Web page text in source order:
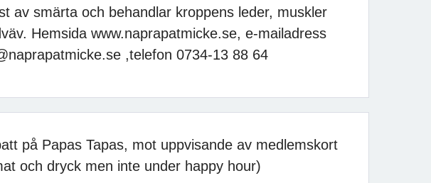
av smärta och behandlar kroppens leder, muskler
Hemsida www.naprapatmicke.se, e-mailadress
,telefon 0734-13 88 64
på Papas Tapas, mot uppvisande av medlemskort
och dryck men inte under happy hour)